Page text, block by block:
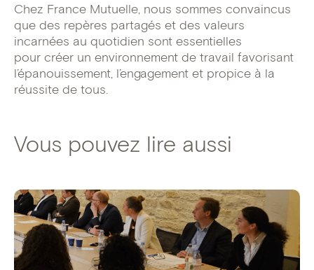
Chez France Mutuelle, nous sommes convaincus
que des repères partagés et des valeurs
incarnées au quotidien sont essentielles
pour créer un environnement de travail favorisant
l’épanouissement, l’engagement et propice à la
réussite de tous.
Vous pouvez lire aussi